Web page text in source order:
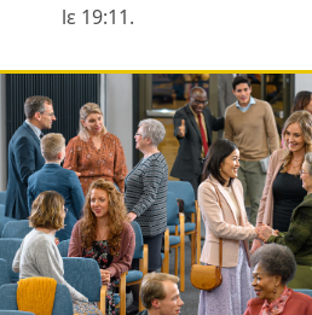
lɛ 19:11.